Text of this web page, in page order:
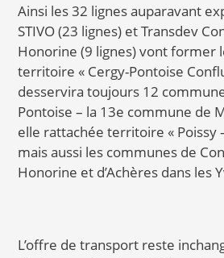
Ainsi les 32 lignes auparavant
STIVO (23 lignes) et Transdev
Honorine (9 lignes) vont former
territoire « Cergy-Pontoise
desservira toujours 12
Pontoise – la 13e commune de
elle rattachée territoire « Poissy
mais aussi les communes de
Honorine et d’Achères dans les
L’offre de transport reste